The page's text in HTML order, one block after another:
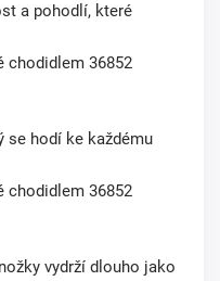
a pohodlí, které
se hodí ke každému
vydrží dlouho jako